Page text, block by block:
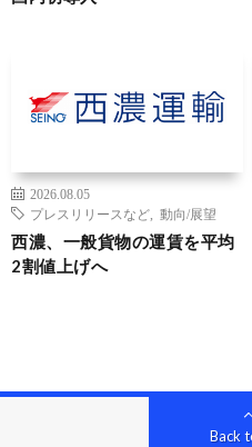
2026.08.05
プレスリリースなど
動向/展望
西濃、一般貨物の運賃を平均
2割値上げへ
Back